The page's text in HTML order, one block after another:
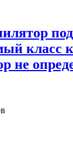
класс
не